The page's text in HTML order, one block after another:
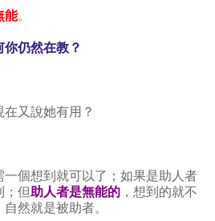
能。
你仍然在教？
又說她有用？
個想到就可以了；如果是助人者
；但助人者是無能的 ，想到的就不
然就是被助者。